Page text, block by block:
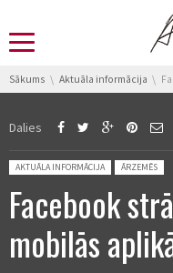
You are here:
Sākums Aktuāla informācija
Dalies
Posted in:
AKTUĀLA INFORMĀCIJA ĀRZEMĒS
Facebook
mobilās